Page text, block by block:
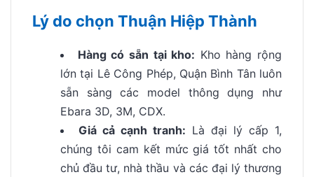
Lý do chọn Thuận Hiệp Thành
Hàng có sẵn tại kho: Kho hàng rộng
lớn tại Lê Công Phép, Quận Bình Tân luôn
sẵn sàng các model thông dụng như
Ebara 3D, 3M, CDX.
Giá cả cạnh tranh: Là đại lý cấp 1,
chúng tôi cam kết mức giá tốt nhất cho
chủ đầu tư, nhà thầu và các đại lý thương